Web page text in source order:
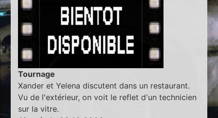
Tournage
Xander et Yelena discutent dans un restaurant.
Vu de l'extérieur, on voit le reflet d'un technicien
sur la vitre.